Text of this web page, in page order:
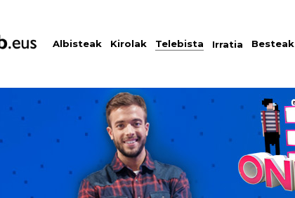
Albisteak Kirolak Telebista Irratia Besteak